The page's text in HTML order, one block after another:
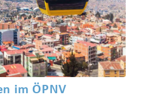
im ÖPNV